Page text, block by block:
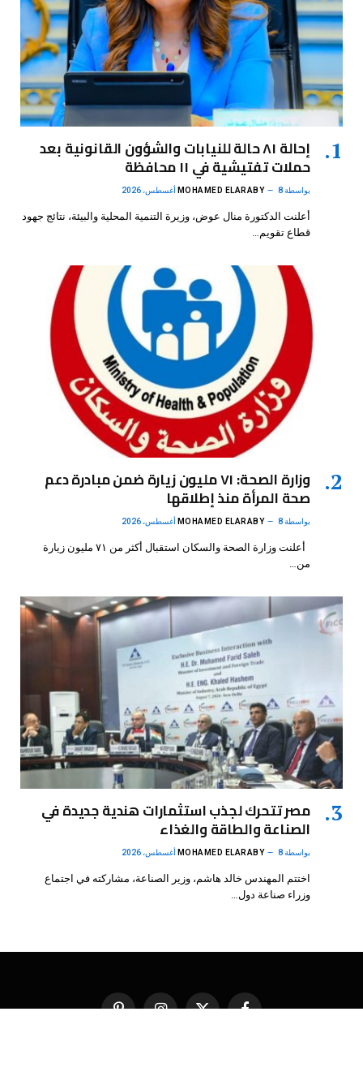
إحالة ٨١ حالة للنيابات والشؤون القانونية بعد
حملات تفتيشية في ١١ محافظة
بواسطة MOHAMED ELARABY 8 أغسطس، 2026
أعلنت الدكتورة منال عوض، وزيرة التنمية المحلية والبيئة، نتائج جهود
قطاع تقويم…
وزارة الصحة: ٧١ مليون زيارة ضمن مبادرة دعم
صحة المرأة منذ إطلاقها
بواسطة MOHAMED ELARABY 8 أغسطس، 2026
أعلنت وزارة الصحة والسكان استقبال أكثر من ٧١ مليون زيارة
من…
مصر تتحرك لجذب استثمارات هندية جديدة في
الصناعة والطاقة والغذاء
بواسطة MOHAMED ELARABY 8 أغسطس، 2026
اختتم المهندس خالد هاشم، وزير الصناعة، مشاركته في اجتماع
وزراء صناعة دول…